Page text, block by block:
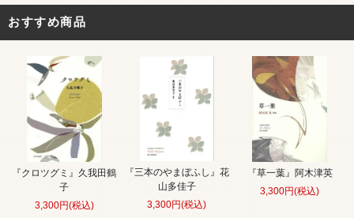
おすすめ商品
『クロツグミ』久我田鶴
子
3,300円(税込)
『三本のやまぼふし』花
山多佳子
3,300円(税込)
『草一葉』阿木津英
3,300円(税込)